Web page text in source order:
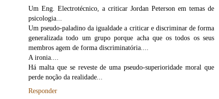
Um Eng. Electrotécnico, a criticar Jordan Peterson em temas de
psicologia...
Um pseudo-paladino da igualdade a criticar e discriminar de forma
generalizada todo um grupo porque acha que os todos os seus
membros agem de forma discriminatória....
A ironia....
Há malta que se reveste de uma pseudo-superioridade moral que
perde noção da realidade...
Responder